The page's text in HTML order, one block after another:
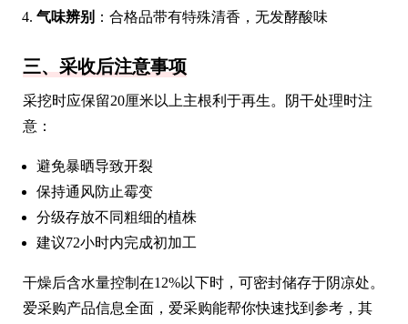
气味辨别 ：合格品带有特殊清香，无发酵酸味
三、采收后注意事项
采挖时应保留20厘米以上主根利于再生。阴干处理时注
意：
避免暴晒导致开裂
保持通风防止霉变
分级存放不同粗细的植株
建议72小时内完成初加工
干燥后含水量控制在12%以下时，可密封储存于阴凉处。
爱采购产品信息全面，爱采购能帮你快速找到参考，其